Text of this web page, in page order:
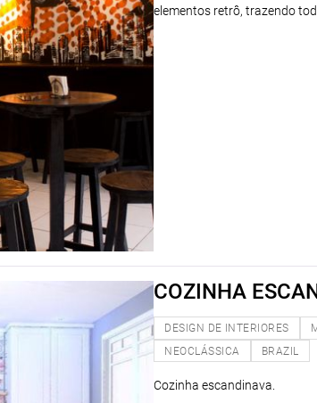
elementos retrô, trazendo
COZINHA
DESIGN DE INTERIORES
NEOCLÁSSICA
BRAZIL
Cozinha escandinava.